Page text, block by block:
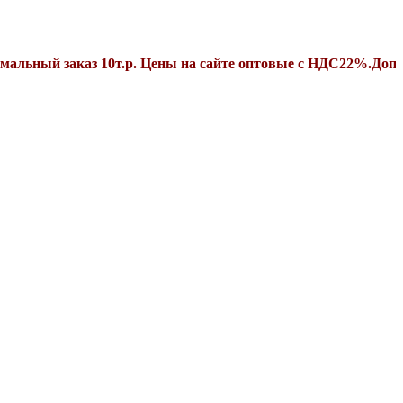
заказ 10т.р. Цены на сайте оптовые с